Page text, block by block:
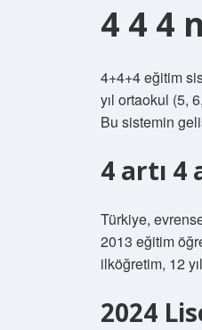
4 4 4
4+4+4 eğitim
yıl ortaokul (5,
Bu sistemin
4 artı 4
Türkiye,
2013 eğitim
ilköğretim, 12
2024